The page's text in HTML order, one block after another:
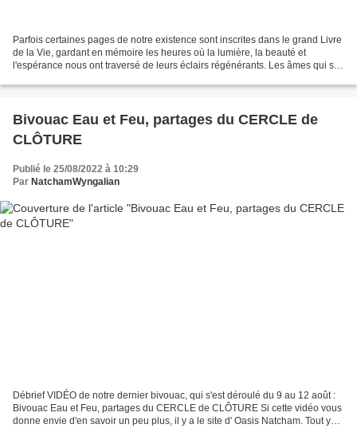
Parfois certaines pages de notre existence sont inscrites dans le grand Livre
de la Vie, gardant en mémoire les heures où la lumière, la beauté et
l'espérance nous ont traversé de leurs éclairs régénérants. Les âmes qui se
Bivouac Eau et Feu, partages du CERCLE de
CLÔTURE
Publié le 25/08/2022 à 10:29
Par NatchamWyngalian
Débrief VIDÉO de notre dernier bivouac, qui s'est déroulé du 9 au 12 août :
Bivouac Eau et Feu, partages du CERCLE de CLÔTURE Si cette vidéo vous
donne envie d'en savoir un peu plus, il y a le site d' Oasis Natcham. Tout y